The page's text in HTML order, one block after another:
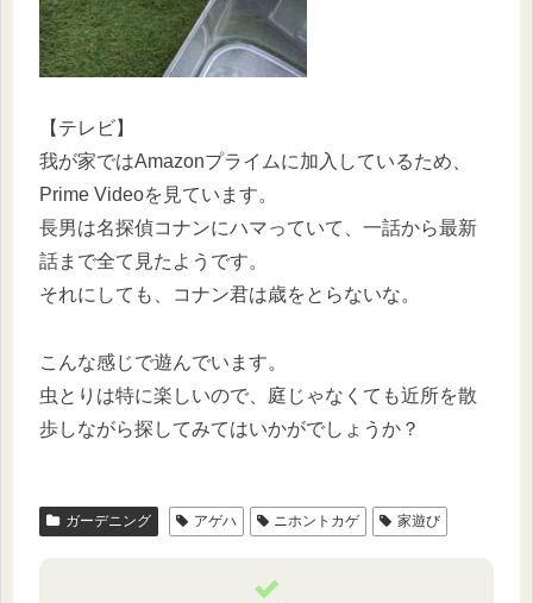
【テレビ】
我が家ではAmazonプライムに加入しているため、
Prime Videoを見ています。
長男は名探偵コナンにハマっていて、一話から最新
話まで全て見たようです。
それにしても、コナン君は歳をとらないな。
こんな感じで遊んでいます。
虫とりは特に楽しいので、庭じゃなくても近所を散
歩しながら探してみてはいかがでしょうか？
ガーデニング アゲハ ニホントカゲ 家遊び